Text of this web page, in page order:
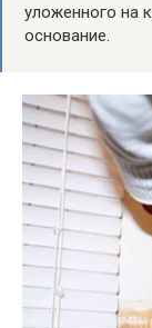
уложенного на
основание.